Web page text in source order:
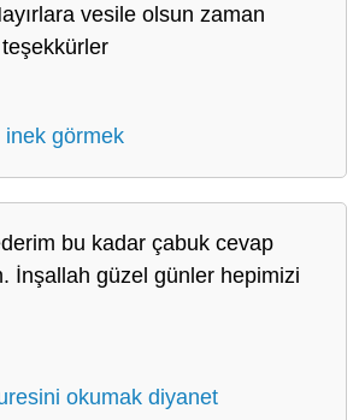
vesile olsun zaman
teşekkürler
inek görmek
bu kadar çabuk cevap
İnşallah güzel günler hepimizi
okumak diyanet